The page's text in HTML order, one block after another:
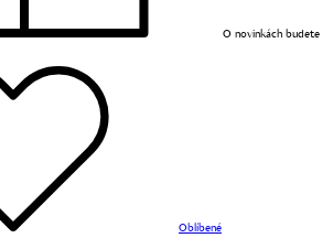
O novinkách budete
Oblíbené